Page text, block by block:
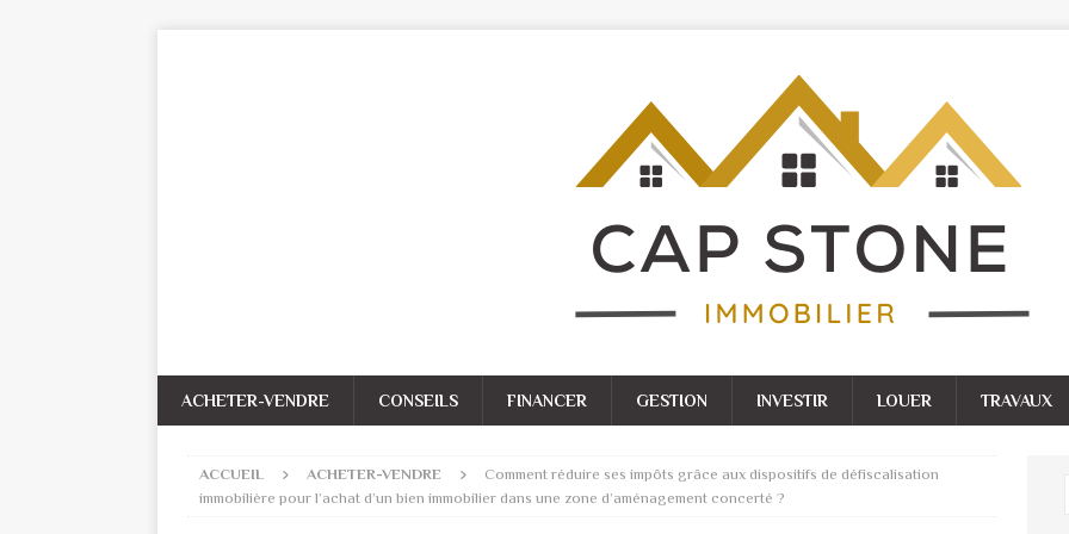
ACHETER-VENDRE CONSEILS FINANCER GESTION INVESTIR LOUER TRAVAUX
ACCUEIL ACHETER-VENDRE
Comment réduire ses impôts grâce aux dispositifs de défiscalisation
immobilière pour l’achat d’un bien immobilier dans une zone d’aménagement concerté ?